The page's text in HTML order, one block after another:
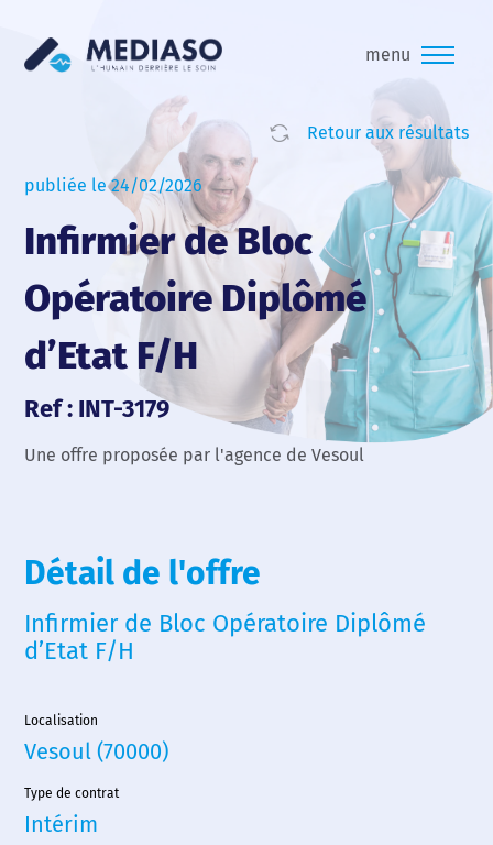
menu
Retour aux résultats
publiée le 24/02/2026
Infirmier de Bloc
Opératoire Diplômé
d’Etat F/H
Ref : INT-3179
Une offre proposée par l'agence de Vesoul
Détail de l'offre
Infirmier de Bloc Opératoire Diplômé
d’Etat F/H
Localisation
Vesoul (70000)
Type de contrat
Intérim